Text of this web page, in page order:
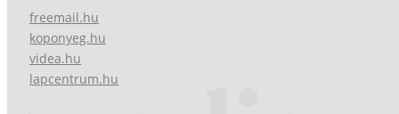
freemail.hu
koponyeg.hu
videa.hu
lapcentrum.hu